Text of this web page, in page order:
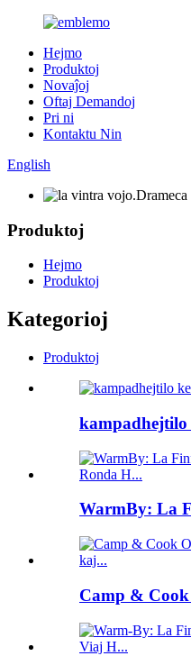
Hejmo
Produktoj
Novaĵoj
Oftaj Demandoj
Pri ni
Kontaktu Nin
English
Produktoj
Hejmo
Produktoj
Kategorioj
Produktoj
kampadhejtilo
WarmBy: La
Camp &